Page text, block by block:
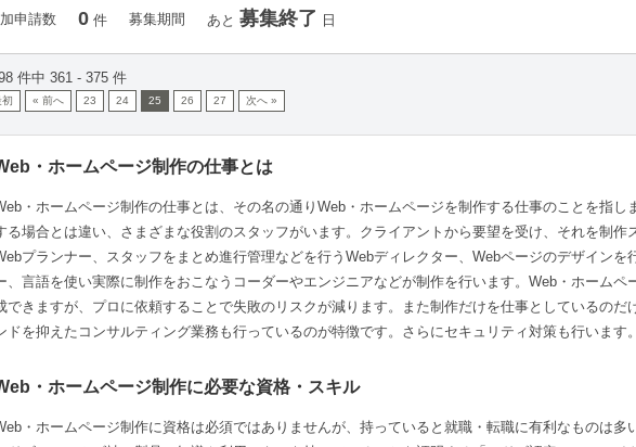
申請数 0 件 募集期間 あと 募集終了 日
件中 361 - 375 件
« 前へ 23 24 25 26 27 次へ »
・ホームページ制作の仕事とは
・ホームページ制作の仕事とは、その名の通りWeb・ホームページを制作する仕事のことを指し
る場合とは違い、さまざまな役割のスタッフがいます。クライアントから要望を受け、それを制作
プランナー、スタッフをまとめ進行管理などを行うWebディレクター、Webページのデザインを
、言語を使い実際に制作をおこなうコーダーやエンジニアなどが制作を行います。Web・ホームペ
できますが、プロに依頼することで失敗のリスクが減ります。また制作だけを仕事としているのだ
ドを抑えたコンサルティング業務も行っているのが特徴です。さらにセキュリティ対策も行います。
・ホームページ制作に必要な資格・スキル
・ホームページ制作に資格は必須ではありませんが、持っていると就職・転職に有利なものは多